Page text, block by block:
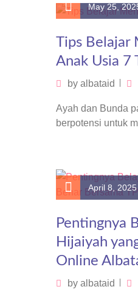
May 25,
Tips Belajar
Anak Usia 7
by albataid
Ayah dan Bunda
berpotensi untuk
April 8, 2025
Pentingnya
Hijaiyah
Online
by albataid